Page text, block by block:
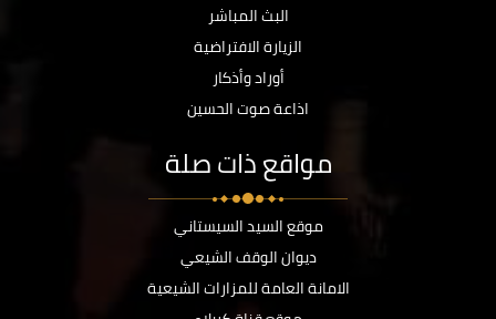
البث المباشر
الزيارة الافتراضية
أوراد وأذكار
اذاعة صوت الحسين
مواقع ذات صلة
موقع السيد السيستاني
ديوان الوقف الشيعي
الامانة العامة للمزارات الشيعية